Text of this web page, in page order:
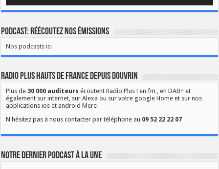
Podcast: Réécoutez nos émissions
Nos podcasts ici
Radio Plus Hauts de France depuis Douvrin
Plus de30 000 auditeurs écoutent Radio Plus ! en fm , en DAB+ et
également sur internet, sur Alexa ou sur votre google Home et sur nos
applications ios et android Merci
N'hésitez pas à nous contacter par téléphone au 09 52 22 22 07
Notre dernier podcast à la une